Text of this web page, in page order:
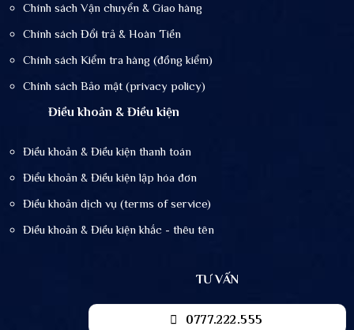
Chính sách Vận chuyển & Giao hàng
Chính sách Đổi trả & Hoàn Tiền
Chính sách Kiểm tra hàng (đồng kiểm)
Chính sách Bảo mật (privacy policy)
Điều khoản & Điều kiện
Điều khoản & Điều kiện thanh toán
Điểu khoản & Điều kiện lập hóa đơn
Điều khoản dịch vụ (terms of service)
Điều khoản & Điều kiện khắc - thêu tên
TƯ VẤN
0777.222.555